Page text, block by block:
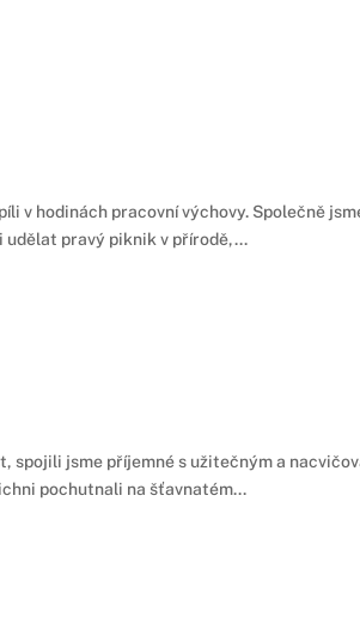
v hodinách pracovní výchovy. Společně
udělat pravý piknik v přírodě,...
spojili jsme příjemné s užitečným a
pochutnali na šťavnatém...